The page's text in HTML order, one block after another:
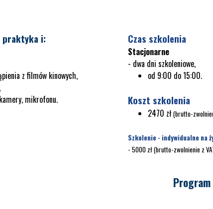
praktyka i:
z filmów kinowych,
mikrofonu.
Czas szkolenia
Stacjonarne
- dwa dni szkoleniowe,
od 9:00 do 15:00.
Koszt szkolenia
2470 zł (brutto-
Szkolenie - indywidualne na
- 5000 zł (brutto-zwolnienie z